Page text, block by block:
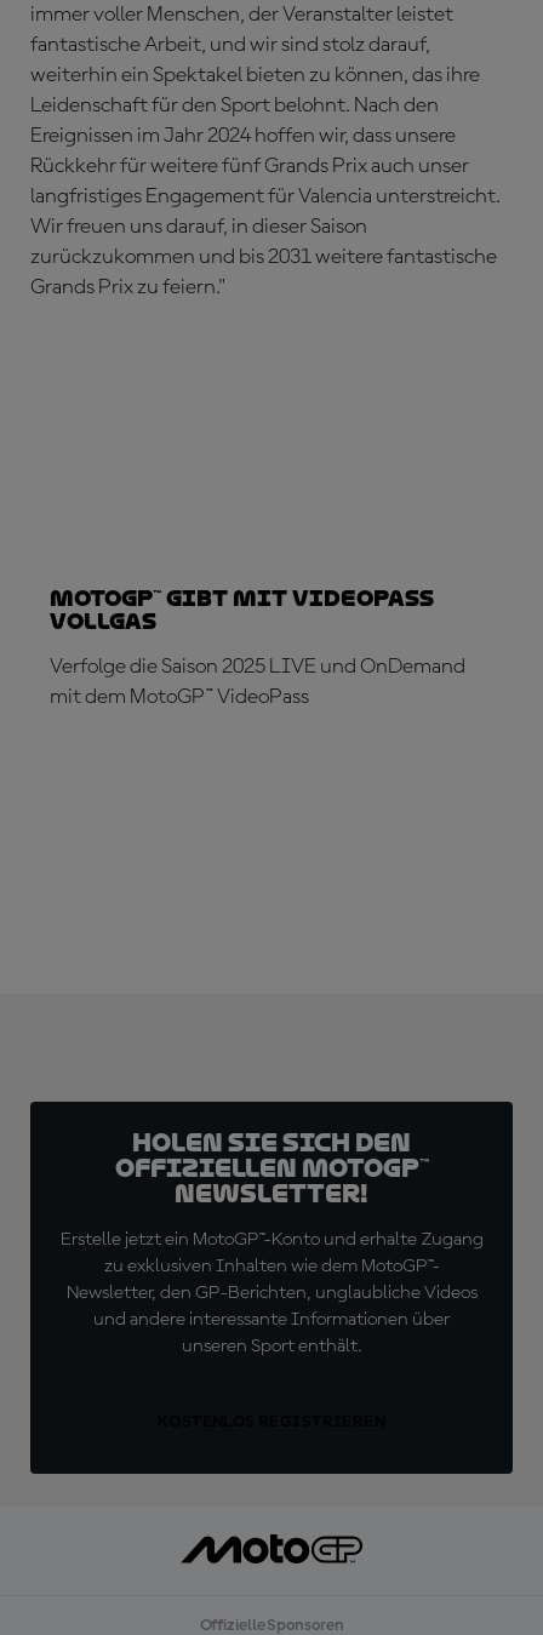
immer voller Menschen, der Veranstalter leistet
fantastische Arbeit, und wir sind stolz darauf,
weiterhin ein Spektakel bieten zu können, das ihre
Leidenschaft für den Sport belohnt. Nach den
Ereignissen im Jahr 2024 hoffen wir, dass unsere
Rückkehr für weitere fünf Grands Prix auch unser
langfristiges Engagement für Valencia unterstreicht.
Wir freuen uns darauf, in dieser Saison
zurückzukommen und bis 2031 weitere fantastische
Grands Prix zu feiern."
MotoGP™ gibt mit VideoPass
Vollgas
Verfolge die Saison 2025 LIVE und OnDemand
mit dem MotoGP™ VideoPass
Holen Sie sich den
offiziellen MotoGP™
Newsletter!
Erstelle jetzt ein MotoGP™-Konto und erhalte Zugang
zu exklusiven Inhalten wie dem MotoGP™-
Newsletter, den GP-Berichten, unglaubliche Videos
und andere interessante Informationen über
unseren Sport enthält.
Offizielle Sponsoren